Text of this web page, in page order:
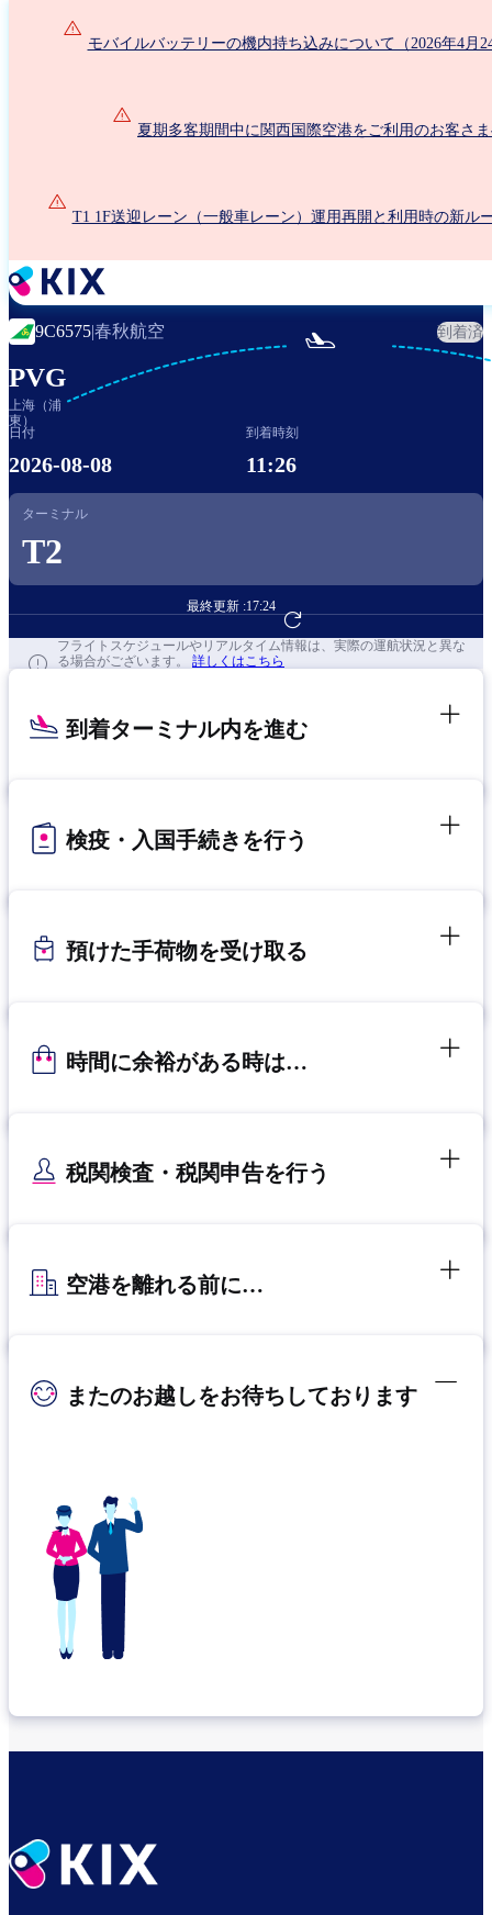
モバイルバッテリーの機内持ち込みについて（2026年4月
夏期多客期間中に関西国際空港をご利用のお客さ
T1 1F送迎レーン（一般車レーン）運用再開と利用時の新ル
9C6575|春秋航空 到着済
PVG
上海（浦
東）

日付
2026-08-08
到着時刻
11:26
ターミナル
T2
最終更新 :17:24
フライト予約へ
フライトスケジュールやリアルタイム情報は、実際の運航状況と異な
る場合がございます。 詳しくはこちら
到着ターミナル内を進む
検疫・入国手続きを行う
預けた手荷物を受け取る
時間に余裕がある時は…
税関検査・税関申告を行う
空港を離れる前に…
またのお越しをお待ちしております